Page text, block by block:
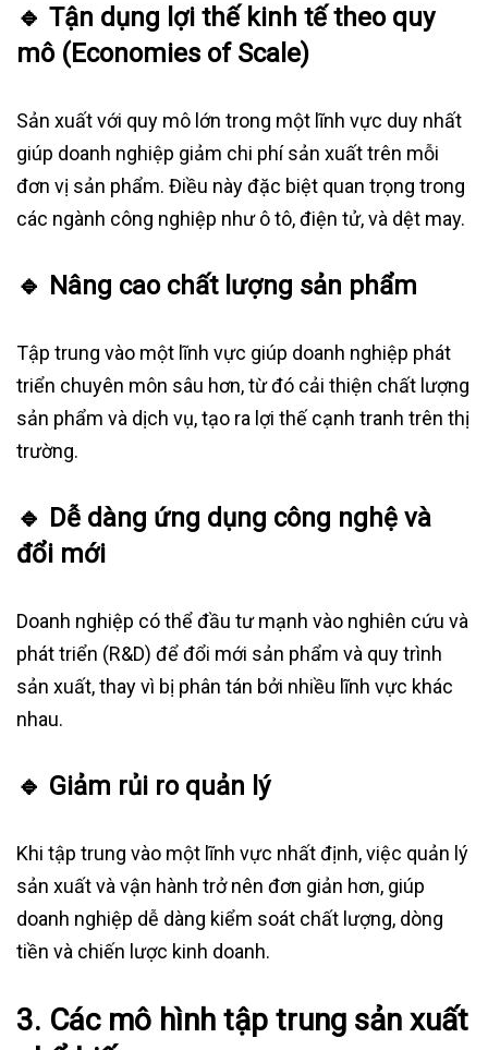
🔹 Tận dụng lợi thế kinh tế theo quy
mô (Economies of Scale)
Sản xuất với quy mô lớn trong một lĩnh vực duy nhất
giúp doanh nghiệp giảm chi phí sản xuất trên mỗi
đơn vị sản phẩm. Điều này đặc biệt quan trọng trong
các ngành công nghiệp như ô tô, điện tử, và dệt may.
🔹 Nâng cao chất lượng sản phẩm
Tập trung vào một lĩnh vực giúp doanh nghiệp phát
triển chuyên môn sâu hơn, từ đó cải thiện chất lượng
sản phẩm và dịch vụ, tạo ra lợi thế cạnh tranh trên thị
trường.
🔹 Dễ dàng ứng dụng công nghệ và
đổi mới
Doanh nghiệp có thể đầu tư mạnh vào nghiên cứu và
phát triển (R&D) để đổi mới sản phẩm và quy trình
sản xuất, thay vì bị phân tán bởi nhiều lĩnh vực khác
nhau.
🔹 Giảm rủi ro quản lý
Khi tập trung vào một lĩnh vực nhất định, việc quản lý
sản xuất và vận hành trở nên đơn giản hơn, giúp
doanh nghiệp dễ dàng kiểm soát chất lượng, dòng
tiền và chiến lược kinh doanh.
3. Các mô hình tập trung sản xuất